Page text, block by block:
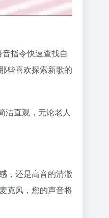
指令快速查找自
些喜欢探索新歌的
洁直观，无论老人
，还是高音的清澈
克风，您的声音将